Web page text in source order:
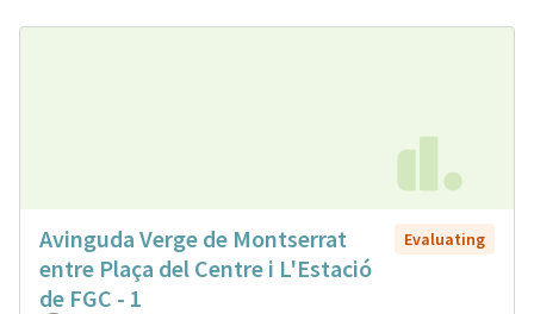
Avinguda Verge de Montserrat
entre Plaça del Centre i L'Estació
de FGC - 1
Evaluating